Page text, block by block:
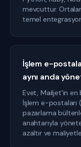
mevcuttur.
temel
İşlem e-
aynı anda
Evet, Mailjet'in en
İşlem e-postaları
pazarlama
anahtarıyla
azaltır ve